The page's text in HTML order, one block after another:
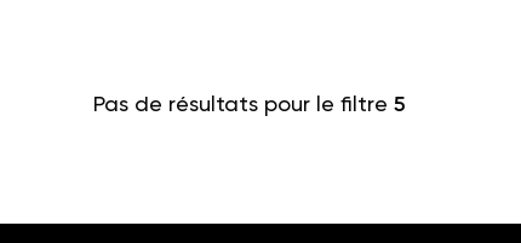
Pas de résultats pour le filtre 5